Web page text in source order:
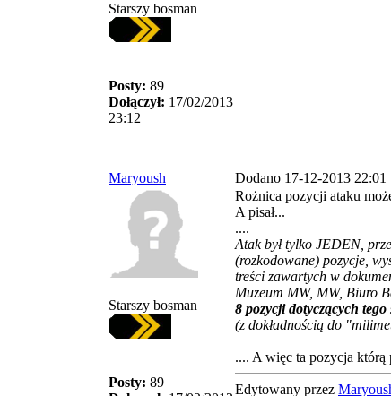
Starszy bosman
Posty: 89
Dołączył: 17/02/2013
23:12
Maryoush Dodano 17-12-2013 22:01
Starszy bosman
Posty: 89
Rożnica pozycji ataku
A pisał...
....
Atak był tylko JEDEN,
(rozkodowane) pozycje,
treści zawartych w
Muzeum MW, MW, Biuro
8 pozycji dotyczących
(z dokładnością do
.... A więc ta pozycja którą
Edytowany przez